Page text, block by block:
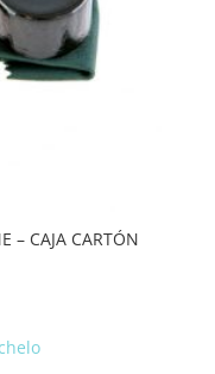
– CAJA CARTÓN